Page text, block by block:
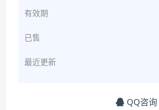
有效期
已售
最近更新
QQ咨询